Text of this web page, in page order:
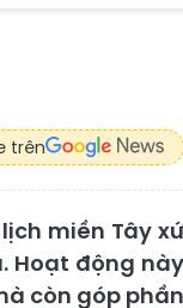
trên
miền Tây xứ
Hoạt động này
còn góp phần